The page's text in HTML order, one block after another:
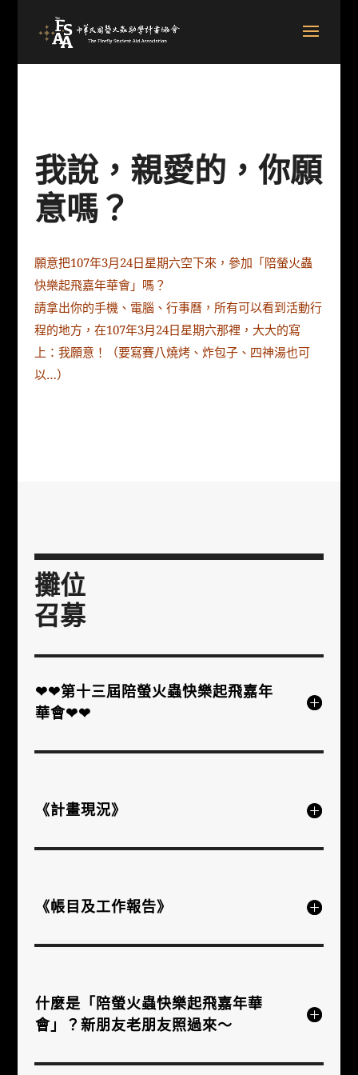
我說，親愛的，你願
意嗎？
願意把107年3月24日星期六空下來，參加「陪螢火蟲
快樂起飛嘉年華會」嗎？
請拿出你的手機、電腦、行事曆，所有可以看到活動行
程的地方，在107年3月24日星期六那裡，大大的寫
上：我願意！（要寫賽八燒烤、炸包子、四神湯也可
以…）
攤位
召募
❤❤第十三屆陪螢火蟲快樂起飛嘉年
華會❤❤
《計畫現況》
《帳目及工作報告》
什麼是「陪螢火蟲快樂起飛嘉年華
會」？新朋友老朋友照過來～